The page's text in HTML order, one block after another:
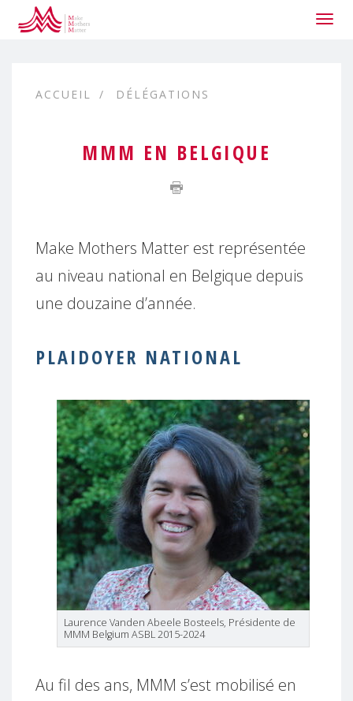
ACCUEIL DÉLÉGATIONS
MMM EN BELGIQUE
Make Mothers Matter est représentée
au niveau national en Belgique depuis
une douzaine d’année.
PLAIDOYER NATIONAL
Laurence Vanden Abeele Bosteels, Présidente de
MMM Belgium ASBL 2015-2024
Au fil des ans, MMM s’est mobilisé en